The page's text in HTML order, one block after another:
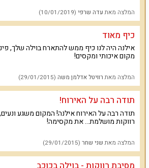
יתרונות בולטים :
2 חדרי שינה, בריכת שחייה
מערכת שמע בחצר הוילה, שולחנות הוקי כדורגל,
פלייסטיישן, מטבח מאובזר, סלון גדול, מסאז' ספא
לפני שאתם מזמינים עוד חופשה יקרה
התמונות ונסו לדמיין חופשה בוילה יוקרתית
פרטית בה תוכלו לשחות ללא הגבלה בכל
בוילה פינה בכוכב.
כתובת מדוייקת: אגוז 104
המלצה מאתעדה שרפי (10/01/2019)
כיף מאוד
אילנה היה לנו כיף ממש להתארח בוילה שלך,
מקום איכותי ומקסים!
המלצה מאתרוויטל אדלמן משה (29/01/2015)
תודה רבה על האירוח!
תודה רבה על האירוח אילנה! המקום משגע
רווקות מושלמת... את מקסימה!
המלצה מאתשני שחר (29/01/2015)